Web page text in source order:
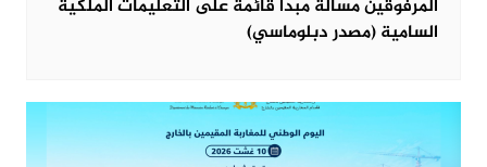
المرفوقين مسألة مبدأ قائمة على التعليمات الملكية
السامية (مصدر دبلوماسي)